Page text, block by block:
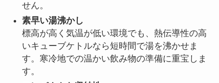
せん。
素早い湯沸かし
標高が高く気温が低い環境でも、熱伝導性の高
いキューブケトルなら短時間で湯を沸かせま
す。寒冷地での温かい飲み物の準備に重宝しま
す。